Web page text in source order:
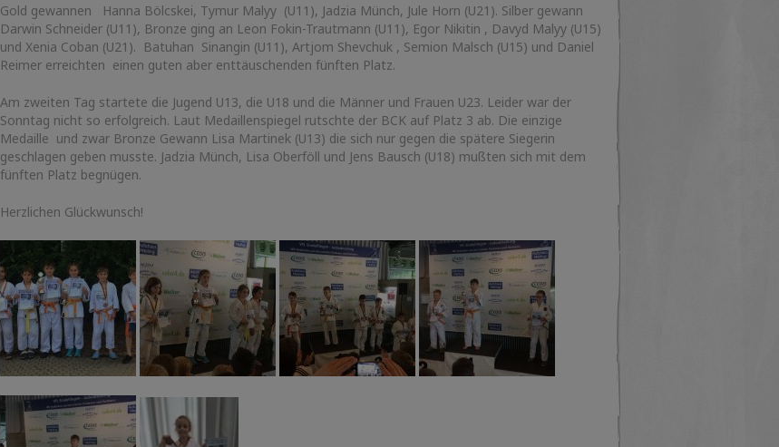
Gold gewannen Hanna Bölcskei, Tymur Malyy (U11), Jadzia Münch, Jule Horn (U21). Silber gewann
Darwin Schneider (U11), Bronze ging an Leon Fokin-Trautmann (U11), Egor Nikitin , Davyd Malyy (U15)
und Xenia Coban (U21). Batuhan Sinangin (U11), Artjom Shevchuk , Semion Malsch (U15) und Daniel
Reimer erreichten einen guten aber enttäuschenden fünften Platz.
Am zweiten Tag startete die Jugend U13, die U18 und die Männer und Frauen U23. Leider war der
Sonntag nicht so erfolgreich. Laut Medaillenspiegel rutschte der BCK auf Platz 3 ab. Die einzige
Medaille und zwar Bronze Gewann Lisa Martinek (U13) die sich nur gegen die spätere Siegerin
geschlagen geben musste. Jadzia Münch, Lisa Oberföll und Jens Bausch (U18) mußten sich mit dem
fünften Platz begnügen.
Herzlichen Glückwunsch!